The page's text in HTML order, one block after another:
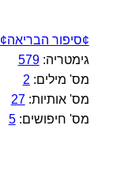
¢סיפור הבריאה¢
גימטריה:579
מס' מילים: 2
מס' אותיות:27
מס' חיפושים:5